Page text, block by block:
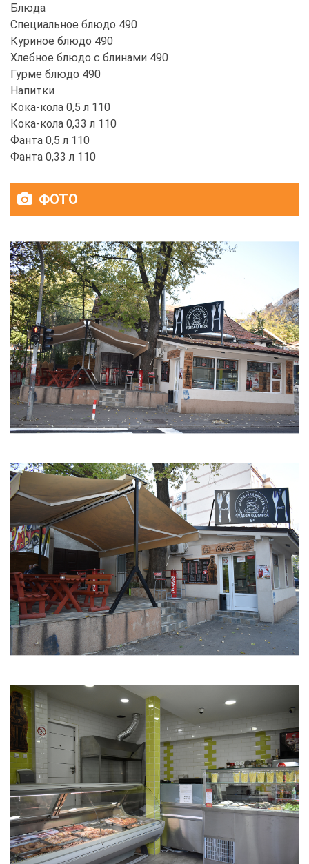
Блюда
Специальное блюдо 490
Куриное блюдо 490
Хлебное блюдо с блинами 490
Гурме блюдо 490
Напитки
Кока-кола 0,5 л 110
Кока-кола 0,33 л 110
Фанта 0,5 л 110
Фанта 0,33 л 110
ФОТО